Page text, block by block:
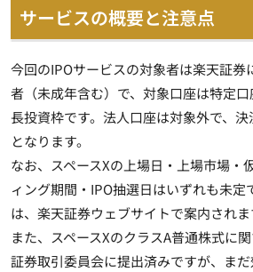
サービスの概要と注意点
今回のIPOサービスの対象者は楽天証券
者（未成年含む）で、対象口座は特定
長投資枠です。法人口座は対象外で、
となります。
なお、スペースXの上場日・上場市場・
ィング期間・IPO抽選日はいずれも未定
は、楽天証券ウェブサイトで案内されま
また、スペースXのクラスA普通株式に
証券取引委員会に提出済みですが、まだ